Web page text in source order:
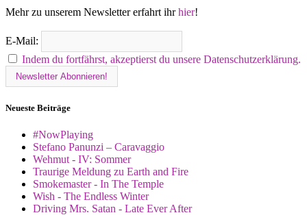
Mehr zu unserem Newsletter erfahrt ihrhier!
E-Mail:
Indem du fortfährst, akzeptierst du unsere Datenschutzerklärung.
Neueste Beiträge
#NowPlaying
Stefano Panunzi – Caravaggio
Wehmut - IV: Sommer
Traurige Meldung zu Earth and Fire
Smokemaster - In The Temple
Wish - The Endless Winter
Driving Mrs. Satan - Late Ever After